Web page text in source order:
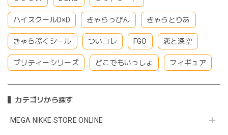
ハイスクールD×D きゃらっぴん きゃらとりあ
きゃらぷくシール ついコレ FGO 恋と深空
プリティーシリーズ どこでもいっしょ フィギュア
カテゴリから探す
MEGA NIKKE STORE ONLINE